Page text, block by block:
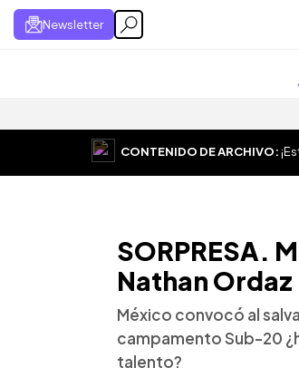
Newsletter
CONTENIDO DE ARCHIVO:
SORPRESA.
Nathan Ordaz
México convocó al
campamento Sub-20
talento?